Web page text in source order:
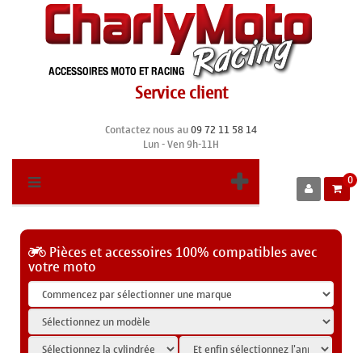
Service client
Contactez nous au09 72 11 58 14
Lun - Ven 9h-11H
0
Pièces et accessoires 100% compatibles avec
votre moto